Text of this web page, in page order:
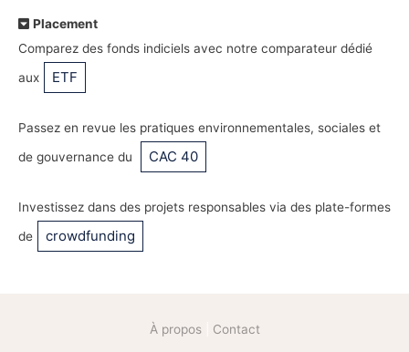
Placement
Comparez des fonds indiciels avec notre comparateur dédié
aux
ETF
Passez en revue les pratiques environnementales, sociales et
de gouvernance du
CAC 40
Investissez dans des projets responsables via des plate-formes
de
crowdfunding
À propos| Contact